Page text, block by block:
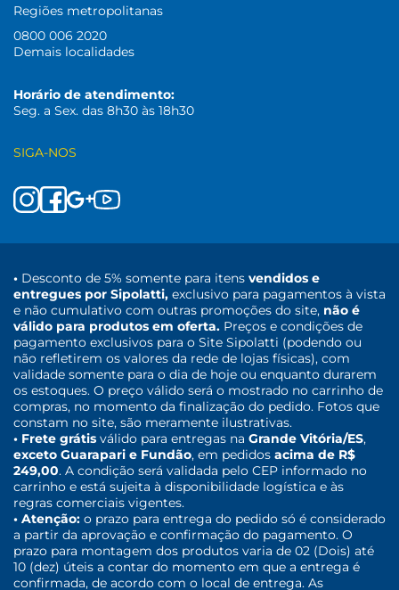
Regiões metropolitanas
0800 006 2020
Demais localidades
Horário de atendimento:
Seg. a Sex. das 8h30 às 18h30
SIGA-NOS
• Desconto de 5% somente para itens vendidos e
entregues por Sipolatti, exclusivo para pagamentos à vista
e não cumulativo com outras promoções do site, não é
válido para produtos em oferta. Preços e condições de
pagamento exclusivos para o Site Sipolatti (podendo ou
não refletirem os valores da rede de lojas físicas), com
validade somente para o dia de hoje ou enquanto durarem
os estoques. O preço válido será o mostrado no carrinho de
compras, no momento da finalização do pedido. Fotos que
constam no site, são meramente ilustrativas.
• Frete grátis válido para entregas na Grande Vitória/ES,
exceto Guarapari e Fundão, em pedidos acima de R$
249,00. A condição será validada pelo CEP informado no
carrinho e está sujeita à disponibilidade logística e às
regras comerciais vigentes.
• Atenção: o prazo para entrega do pedido só é considerado
a partir da aprovação e confirmação do pagamento. O
prazo para montagem dos produtos varia de 02 (Dois) até
10 (dez) úteis a contar do momento em que a entrega é
confirmada, de acordo com o local de entrega. As